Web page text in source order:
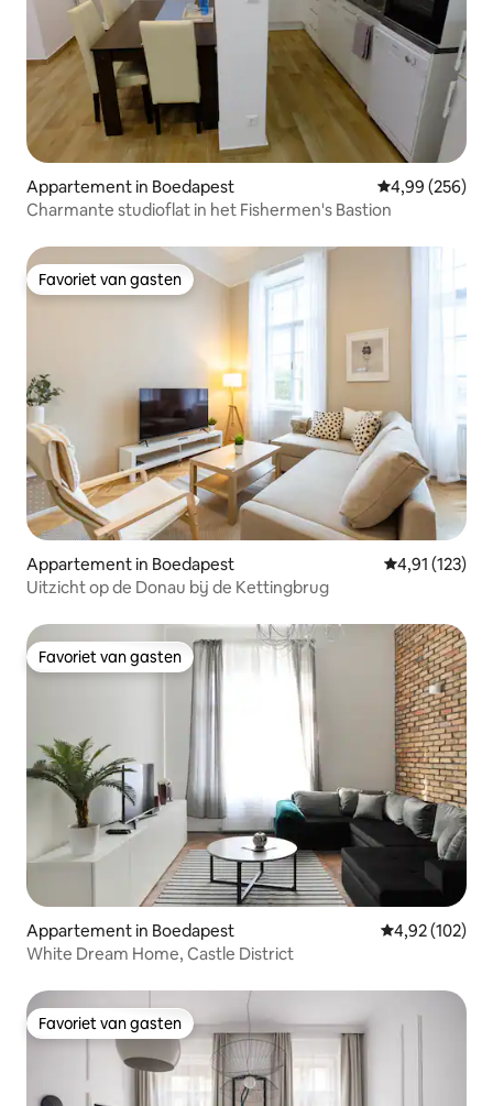
Appartement in Boedapest Gemiddelde
4,99 (256)
Charmante studioflat in het Fishermen's Bastion
Favoriet van gasten
Favoriet van gasten
Appartement in Boedapest Gemiddelde
4,91 (123)
Uitzicht op de Donau bij de Kettingbrug
Favoriet van gasten
Favoriet van gasten
Appartement in Boedapest Gemiddelde
4,92 (102)
White Dream Home, Castle District
Favoriet van gasten
Favoriet van gasten